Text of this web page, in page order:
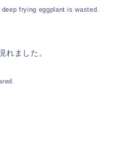
frying eggplant is wasted.
れました。